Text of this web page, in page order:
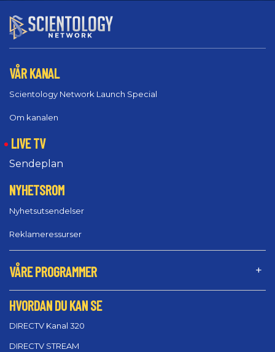
VÅR KANAL
Scientology Network Launch Special
Om kanalen
LIVE TV
Sendeplan
NYHETSROM
Nyhetsutsendelser
Reklameressurser
VÅRE PROGRAMMER
HVORDAN DU KAN SE
DIRECTV Kanal 320
DIRECTV STREAM